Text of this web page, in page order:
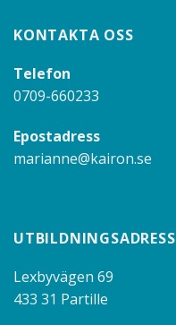
KONTAKTA OSS
Telefon
0709-660233
Epostadress
marianne@kairon.se
UTBILDNINGSADRESS
Lexbyvägen 69
433 31 Partille